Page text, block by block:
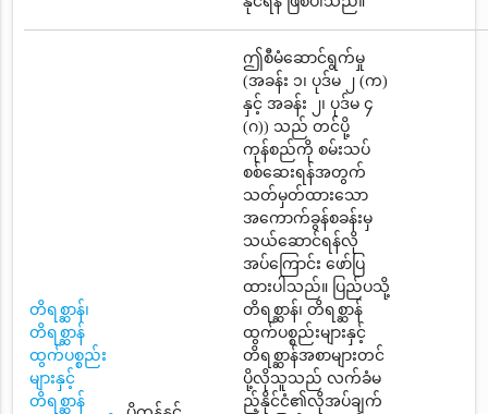
တိရစ္ဆာန်၊
တိရစ္ဆာန်
ထွက်ပစ္စည်း
များနှင့်
တိရစ္ဆာန်
ဤစီမံဆောင်ရွက်မှု
(အခန်း ၁၊ ပုဒ်မ ၂ (က)
နှင့် အခန်း ၂၊ ပုဒ်မ ၄
(ဂ)) သည် တင်ပို့
ကုန်စည်ကို စမ်းသပ်
စစ်ဆေးရန်အတွက်
သတ်မှတ်ထားသော
အကောက်ခွန်စခန်းမှ
သယ်ဆောင်ရန်လို
အပ်ကြောင်း ဖော်ပြ
ထားပါသည်။ ပြည်ပသို့
တိရစ္ဆာန်၊ တိရစ္ဆာန်
ထွက်ပစ္စည်းများနှင့်
တိရစ္ဆာန်အစာများတင်
ပို့လိုသူသည် လက်ခံမ
ည့်နိုင်ငံ၏လိုအပ်ချက်